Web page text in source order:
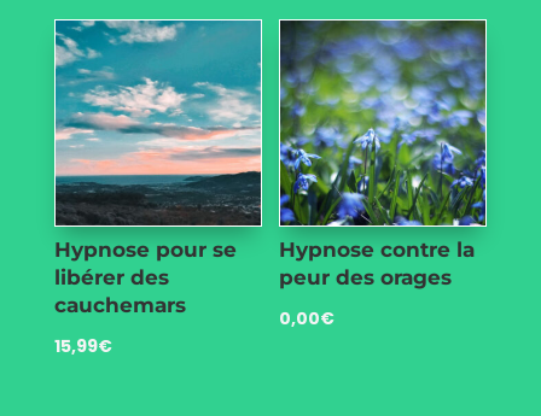
Hypnose pour se
libérer des
cauchemars
15,99€
Hypnose contre la
peur des orages
0,00€